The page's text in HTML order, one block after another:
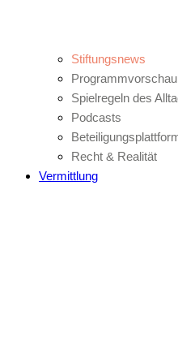
Stiftungsnews
Spielregeln des
Podcasts
Recht & Realität
Vermittlung